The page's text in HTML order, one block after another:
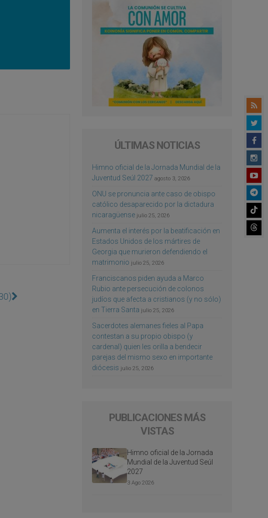
ÚLTIMAS NOTICIAS
Himno oficial de la Jornada Mundial de la
Juventud Seúl 2027 agosto 3, 2026
ONU se pronuncia ante caso de obispo
católico desaparecido por la dictadura
nicaragüense julio 25, 2026
Aumenta el interés por la beatificación en
Estados Unidos de los mártires de
Georgia que murieron defendiendo el
matrimonio julio 25, 2026
Franciscanos piden ayuda a Marco
Rubio ante persecución de colonos
judíos que afecta a cristianos (y no sólo)
en Tierra Santa julio 25, 2026
Sacerdotes alemanes fieles al Papa
contestan a su propio obispo (y
cardenal) quien les orilla a bendecir
parejas del mismo sexo en importante
diócesis julio 25, 2026
PUBLICACIONES MÁS
VISTAS
Himno oficial de la Jornada
Mundial de la Juventud Seúl
2027
3 Ago 2026